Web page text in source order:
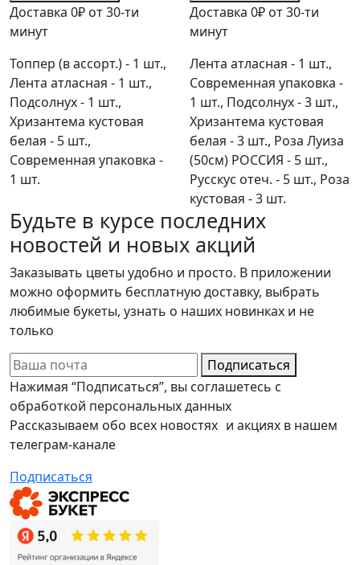
Доставка 0₽ от 30-ти
минут
Топпер (в ассорт.) - 1 шт.,
Лента атласная - 1 шт.,
Подсолнух - 1 шт.,
Хризантема кустовая
белая - 5 шт.,
Современная упаковка -
1 шт.
Доставка 0₽ от 30-ти
минут
Лента атласная - 1 шт.,
Современная упаковка -
1 шт., Подсолнух - 3 шт.,
Хризантема кустовая
белая - 3 шт., Роза Луиза
(50см) РОССИЯ - 5 шт.,
Русскус отеч. - 5 шт., Роза
кустовая - 3 шт.
Будьте в курсе последних
новостей и новых акций
Заказывать цветы удобно и просто. В приложении
можно оформить бесплатную доставку, выбрать
любимые букеты, узнать о наших новинках и не
только
Подписаться
Нажимая “Подписаться”, вы соглашетесь с
обработкой персональных данных
Рассказываем обо всех новостях и акциях в нашем
телеграм-канале
Подписаться